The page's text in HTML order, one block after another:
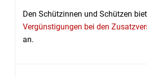
Den Schützinnen und Schützen
Vergünstigungen bei den
an.